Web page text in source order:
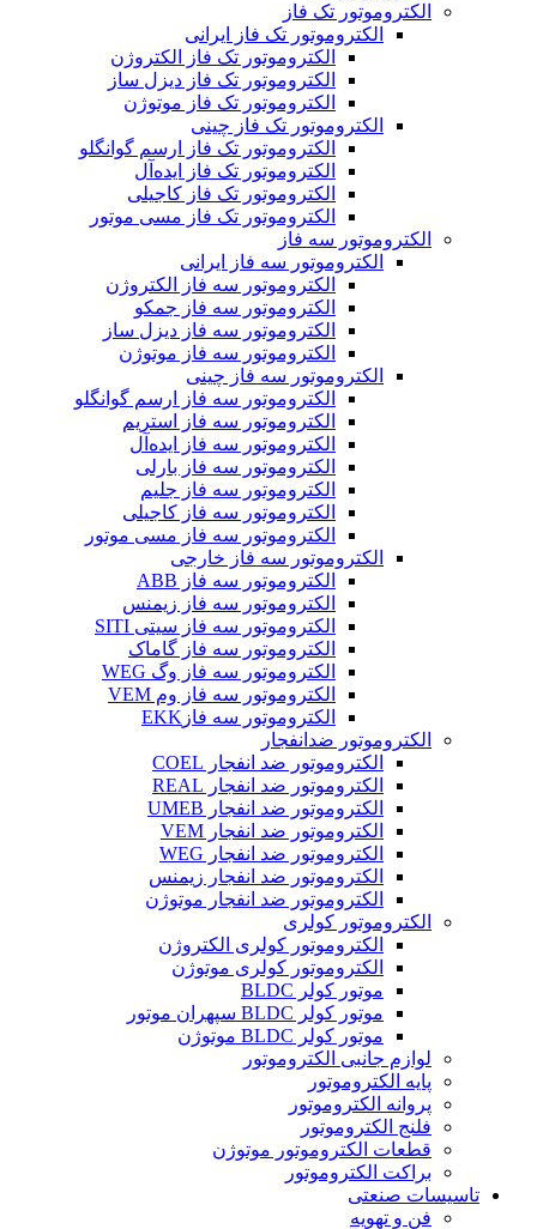
الکتروموتور تک فاز
الکتروموتور تک فاز ایرانی
الکتروموتور تک فاز الکتروژن
الکتروموتور تک فاز دیزل ساز
الکتروموتور تک فاز موتوژن
الکتروموتور تک فاز چینی
الکتروموتور تک فاز ارسم گوانگلو
الکتروموتور تک فاز ایده‌آل
الکتروموتور تک فاز کاجیلی
الکتروموتور تک فاز مسی موتور
الکتروموتور سه فاز
الکتروموتور سه فاز ایرانی
الکتروموتور سه فاز الکتروژن
الکتروموتور سه فاز جمکو
الکتروموتور سه فاز دیزل ساز
الکتروموتور سه فاز موتوژن
الکتروموتور سه فاز چینی
الکتروموتور سه فاز ارسم گوانگلو
الکتروموتور سه فاز استریم
الکتروموتور سه فاز ایده‌آل
الکتروموتور سه فاز بارلی
الکتروموتور سه فاز جلیم
الکتروموتور سه فاز کاجیلی
الکتروموتور سه فاز مسی موتور
الکتروموتور سه فاز خارجی
الکتروموتور سه فاز ABB
الکتروموتور سه فاز زیمنس
الکتروموتور سه فاز سیتی SITI
الکتروموتور سه فاز گاماک
الکتروموتور سه فاز وگ WEG
الکتروموتور سه فاز وم VEM
الکتروموتور سه فازEKK
الکتروموتور ضدانفجار
الکتروموتور ضد انفجار COEL
الکتروموتور ضد انفجار REAL
الکتروموتور ضد انفجار UMEB
الکتروموتور ضد انفجار VEM
الکتروموتور ضد انفجار WEG
الکتروموتور ضد انفجار زیمنس
الکتروموتور ضد انفجار موتوژن
الکتروموتور کولری
الکتروموتور کولری الکتروژن
الکتروموتور کولری موتوژن
موتور کولر BLDC
موتور کولر BLDC سپهران موتور
موتور کولر BLDC موتوژن
لوازم جانبی الکتروموتور
پایه الکتروموتور
پروانه الکتروموتور
فلنج الکتروموتور
قطعات الکتروموتور موتوژن
براکت الکتروموتور
تاسیسات صنعتی
فن و تهویه